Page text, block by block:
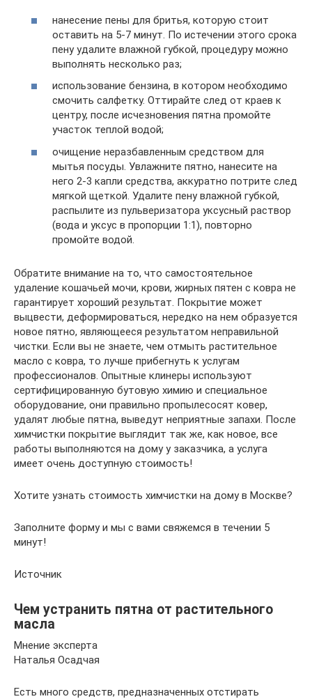
нанесение пены для бритья, которую стоит
оставить на 5-7 минут. По истечении этого срока
пену удалите влажной губкой, процедуру можно
выполнять несколько раз;
использование бензина, в котором необходимо
смочить салфетку. Оттирайте след от краев к
центру, после исчезновения пятна промойте
участок теплой водой;
очищение неразбавленным средством для
мытья посуды. Увлажните пятно, нанесите на
него 2-3 капли средства, аккуратно потрите след
мягкой щеткой. Удалите пену влажной губкой,
распылите из пульверизатора уксусный раствор
(вода и уксус в пропорции 1:1), повторно
промойте водой.
Обратите внимание на то, что самостоятельное
удаление кошачьей мочи, крови, жирных пятен с ковра не
гарантирует хороший результат. Покрытие может
выцвести, деформироваться, нередко на нем образуется
новое пятно, являющееся результатом неправильной
чистки. Если вы не знаете, чем отмыть растительное
масло с ковра, то лучше прибегнуть к услугам
профессионалов. Опытные клинеры используют
сертифицированную бутовую химию и специальное
оборудование, они правильно пропылесосят ковер,
удалят любые пятна, выведут неприятные запахи. После
химчистки покрытие выглядит так же, как новое, все
работы выполняются на дому у заказчика, а услуга
имеет очень доступную стоимость!
Хотите узнать стоимость химчистки на дому в Москве?
Заполните форму и мы с вами свяжемся в течении 5
минут!
Источник
Чем устранить пятна от растительного
масла
Мнение эксперта
Наталья Осадчая
Есть много средств, предназначенных отстирать